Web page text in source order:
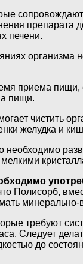
препарата
печени.
приема
пищи.
чистить
желудка и
Полисорб,
требуют
Следует
до